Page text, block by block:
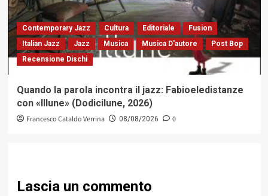
Contemporary Jazz Cultura Editoriale
Fusion
Italian Jazz
Jazz Musica Musica D'autore
Post Bop
Recensione Dischi
Quando la parola incontra il jazz: Fabioeledistanze
con «Illune» (Dodicilune, 2026)
Francesco Cataldo Verrina 08/08/2026 0
Lascia un commento